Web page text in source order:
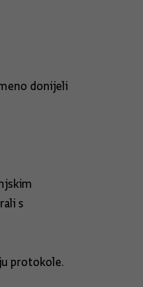
donijeli
s
protokole.